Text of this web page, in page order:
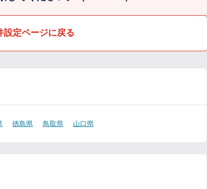
設定ページに戻る
徳島県 鳥取県 山口県